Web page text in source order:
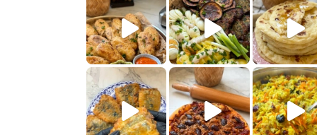
ההסבר בסרטו
או בתרגום לעברית, מחותניםמתכון ראש